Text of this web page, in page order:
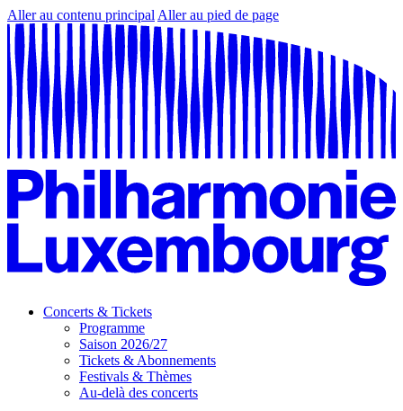
Aller au contenu principal Aller au pied de page
Concerts & Tickets
Programme
Saison 2026/27
Tickets & Abonnements
Festivals & Thèmes
Au-delà des concerts